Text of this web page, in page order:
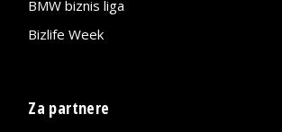
BMW biznis liga
Bizlife Week
Za partnere